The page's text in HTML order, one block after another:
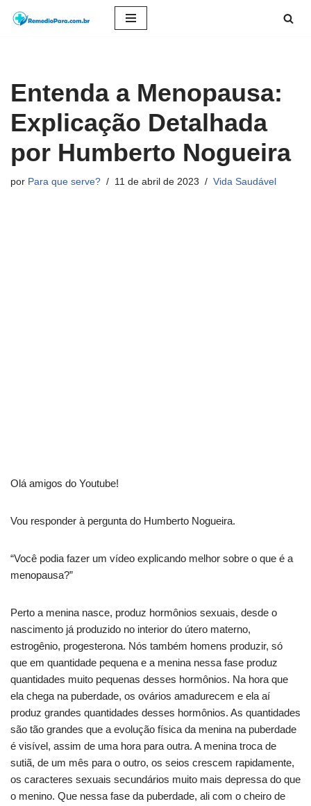
conteúdo
Entenda a Menopausa:
Explicação Detalhada
por Humberto Nogueira
por Para que serve? 11 de abril de 2023 Vida Saudável
Olá amigos do Youtube!
Vou responder à pergunta do Humberto Nogueira.
“Você podia fazer um vídeo explicando melhor sobre o que é a
menopausa?”
Perto a menina nasce, produz hormônios sexuais, desde o
nascimento já produzido no interior do útero materno,
estrogênio, progesterona. Nós também homens produzir, só
que em quantidade pequena e a menina nessa fase produz
quantidades muito pequenas desses hormônios. Na hora que
ela chega na puberdade, os ovários amadurecem e ela aí
produz grandes quantidades desses hormônios. As quantidades
são tão grandes que a evolução física da menina na puberdade
é visível, assim de uma hora para outra. A menina troca de
sutiã, de um mês para o outro, os seios crescem rapidamente,
os caracteres sexuais secundários muito mais depressa do que
o menino. Que nessa fase da puberdade, ali com o cheiro de